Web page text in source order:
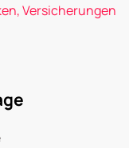
Versicherungen